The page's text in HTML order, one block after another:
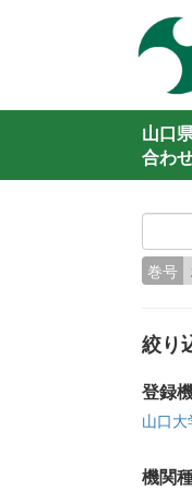
山口
合わ
巻号
絞り
登録
山口
機関